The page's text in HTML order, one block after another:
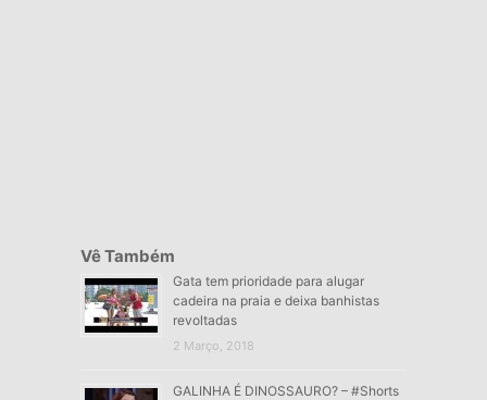
Vê Também
Gata tem prioridade para alugar
cadeira na praia e deixa banhistas
revoltadas
2 Março, 2018
GALINHA É DINOSSAURO? – #Shorts